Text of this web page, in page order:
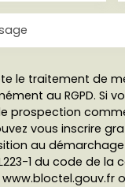
le traitement de
au RGPD. Si
prospection
vous inscrire
au
1 du code de la